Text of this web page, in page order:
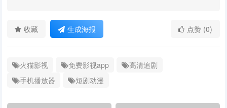
收藏 生成海报 点赞 (0)
火猫影视 免费影视app
高清追剧
手机播放器
短剧动漫